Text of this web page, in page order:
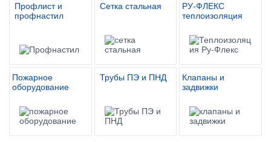
Профлист и
профнастил
Сетка стальная
РУ-ФЛЕКС
теплоизоляция
Пожарное
оборудование
Трубы ПЭ и ПНД
Клапаны и
задвижки